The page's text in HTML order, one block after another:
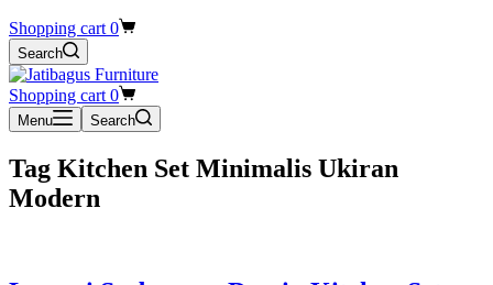
Shopping cart 0
Search
Shopping cart 0
Menu Search
Tag Kitchen Set Minimalis Ukiran
Modern